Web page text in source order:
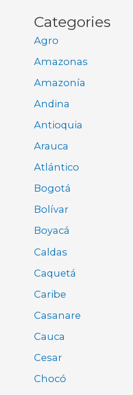
Categories
Agro
Amazonas
Amazonía
Andina
Antioquia
Arauca
Atlántico
Bogotá
Bolívar
Boyacá
Caldas
Caquetá
Caribe
Casanare
Cauca
Cesar
Chocó